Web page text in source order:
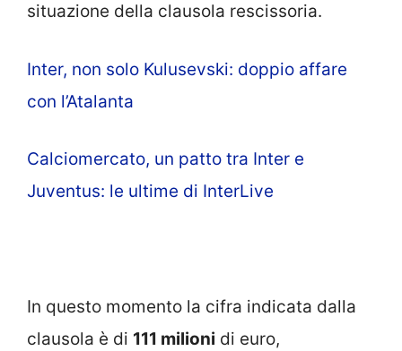
situazione della clausola rescissoria.
Inter, non solo Kulusevski: doppio affare
con l’Atalanta
Calciomercato, un patto tra Inter e
Juventus: le ultime di InterLive
In questo momento la cifra indicata dalla
clausola è di 111 milioni di euro,